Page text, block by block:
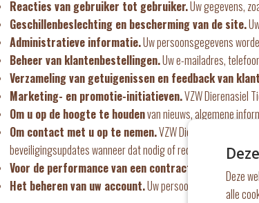
Reacties van gebruiker tot gebruiker.Uw gegevens,
Geschillenbeslechting en bescherming van de site.
Administratieve informatie.Uw persoonsgegevens
Beheer van klantenbestellingen.Uw e-mailadres,
Verzameling van getuigenissen en feedback van
Marketing- en promotie-initiatieven.VZW Dierenasiel
Om u op de hoogte te houdenvan nieuws, algemene
Om contact met u op te nemen.VZW Dierenasiel
beveiligingsupdates wanneer dat nodig of redelijk is.
Voor de performance van een contract.
Uw
Het beheren van uw account.Uw persoonsgegevens
Deze
alle